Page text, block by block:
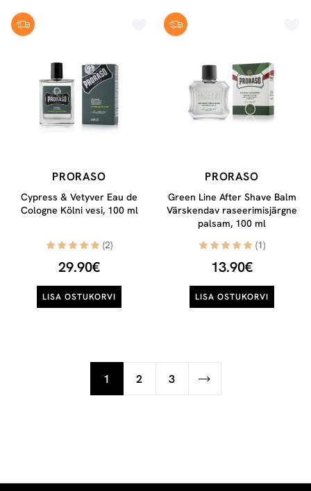
PRORASO
Cypress & Vetyver Eau de
Cologne Kölni vesi, 100 ml
(2)
29.90€
LISA OSTUKORVI
PRORASO
Green Line After Shave Balm
Värskendav raseerimisjärgne
palsam, 100 ml
(1)
13.90€
LISA OSTUKORVI
1 2 3